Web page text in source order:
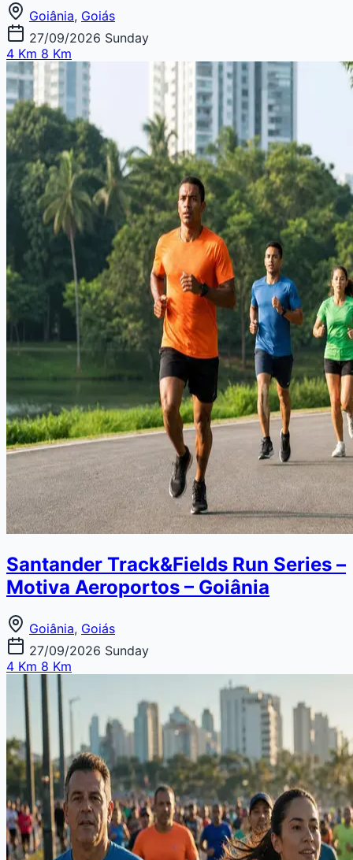
Goiânia, Goiás
27/09/2026 Sunday
4 Km 8 Km
Santander Track&Fields Run Series –
Motiva Aeroportos – Goiânia
Goiânia, Goiás
27/09/2026 Sunday
4 Km 8 Km